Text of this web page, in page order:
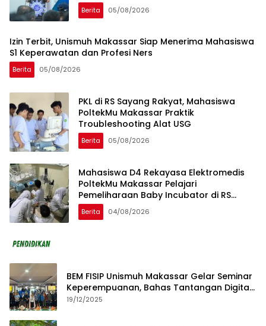
Berita 05/08/2026
Izin Terbit, Unismuh Makassar Siap Menerima Mahasiswa
S1 Keperawatan dan Profesi Ners
Berita 05/08/2026
PKL di RS Sayang Rakyat, Mahasiswa
PoltekMu Makassar Praktik
Troubleshooting Alat USG
Berita 05/08/2026
Mahasiswa D4 Rekayasa Elektromedis
PoltekMu Makassar Pelajari
Pemeliharaan Baby Incubator di RS
Unhas
Berita 04/08/2026
BEM FISIP Unismuh Makassar Gelar Seminar
Keperempuanan, Bahas Tantangan Digital
dan Budaya Lokal
19/12/2025